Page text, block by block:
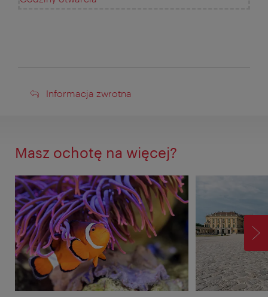
Informacja
Informacja zwrotna
Masz ochotę na więcej?